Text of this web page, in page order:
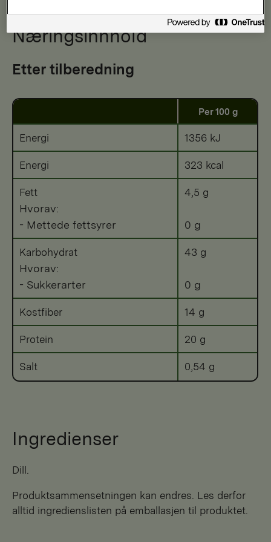
Næringsinnhold
Etter tilberedning
Per 100 g
Energi 1356 kJ
Energi 323 kcal
Fett
Hvorav:
- Mettede fettsyrer
4,5 g
0 g
Karbohydrat
Hvorav:
- Sukkerarter
43 g
0 g
Kostfiber 14 g
Protein 20 g
Salt 0,54 g
Ingredienser
dill.
Produktsammensetningen kan endres. Les derfor
alltid ingredienslisten på emballasjen til produktet.